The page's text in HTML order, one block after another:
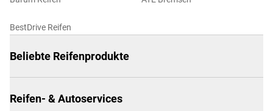
BestDrive Reifen
Beliebte Reifenprodukte
Reifen- & Autoservices